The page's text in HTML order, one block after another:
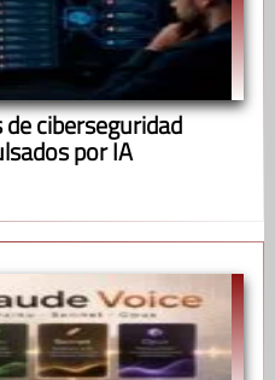
ciberseguridad
por IA